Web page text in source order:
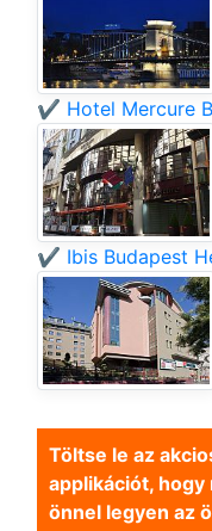
✔️ Hotel Mercure
✔️ Ibis Budapest
Töltse le az
applikációt,
önnel legyen az